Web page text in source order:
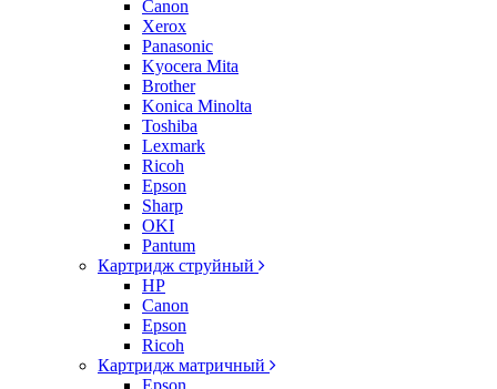
Canon
Xerox
Panasonic
Kyocera Mita
Brother
Konica Minolta
Toshiba
Lexmark
Ricoh
Epson
Sharp
OKI
Pantum
Картридж струйный
HP
Canon
Epson
Ricoh
Картридж матричный
Epson